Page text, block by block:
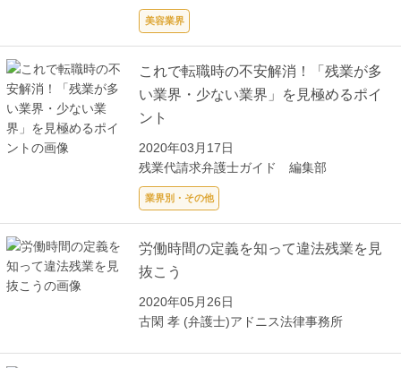
美容業界
これで転職時の不安解消！「残業が多
い業界・少ない業界」を見極めるポイ
ント
2020年03月17日
残業代請求弁護士ガイド 編集部
業界別・その他
労働時間の定義を知って違法残業を見
抜こう
2020年05月26日
古閑 孝 (弁護士)アドニス法律事務所